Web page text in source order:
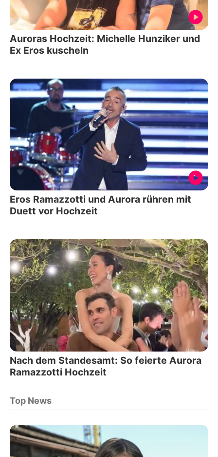
Auroras Hochzeit: Michelle Hunziker und
Ex Eros kuscheln
Eros Ramazzotti und Aurora rühren mit
Duett vor Hochzeit
Nach dem Standesamt: So feierte Aurora
Ramazzotti Hochzeit
Top News